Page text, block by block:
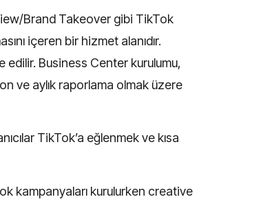
Brand Takeover gibi TikTok
içeren bir hizmet alanıdır.
edilir. Business Center kurulumu,
ve aylık raporlama olmak üzere
TikTok’a eğlenmek ve kısa
kampanyaları kurulurken creative